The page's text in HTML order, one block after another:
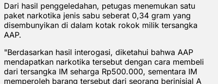
Dari hasil penggeledahan, petugas menemukan satu
paket narkotika jenis sabu seberat 0,34 gram yang
disembunyikan di dalam kotak rokok milik tersangka
AAP.
"Berdasarkan hasil interogasi, diketahui bahwa AAP
mendapatkan narkotika tersebut dengan cara membeli
dari tersangka IM seharga Rp500.000, sementara IM
memperoleh barang tersebut dari seorang berinisial A